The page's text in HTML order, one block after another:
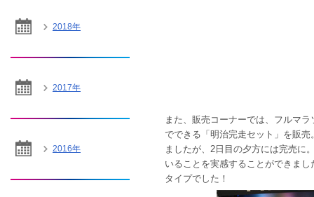
また、販売コーナーでは、フルマ
でできる「明治完走セット」を販
ましたが、2日目の夕方には完売に
いることを実感することができま
タイプでした！
2018年
2017年
2016年